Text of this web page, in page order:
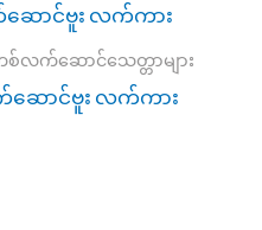
လက်ဆောင်သေတ္တာများ
ဆောင်ဗူး လက်ကား